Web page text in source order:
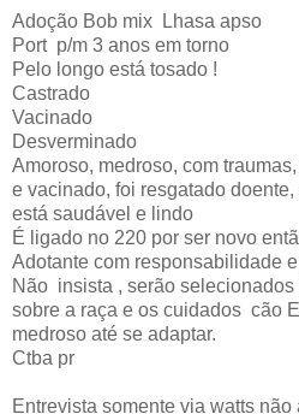
Adoção Bob mix Lhasa apso
Port p/m 3 anos em torno
Pelo longo está tosado !
Castrado
Vacinado
Desverminado
Amoroso, medroso, com
e vacinado, foi resgatado
está saudável e lindo
É ligado no 220 por ser novo
Adotante com responsabilidade
Não insista , serão
sobre a raça e os cuidados cão
medroso até se adaptar.
Ctba pr
Entrevista somente via watts